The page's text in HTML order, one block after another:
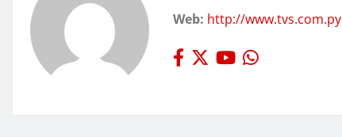
Web: http://www.tvs.com.py